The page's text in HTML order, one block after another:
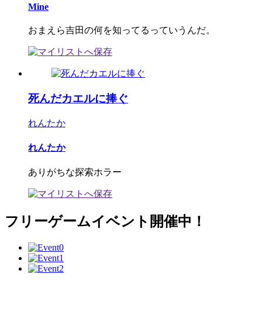
Mine
おまえら吉田の何を知ってるっていうんだ。
死んだカエルに捧ぐ
れんたか
れんたか
ありがちな探索ホラー
フリーゲームイベント開催中！